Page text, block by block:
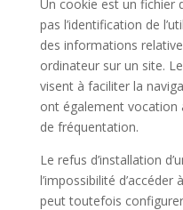
Un cookie est un fichier
pas l’identification de
des informations
ordinateur sur un site.
visent à faciliter la
ont également vocation
de fréquentation.
Le refus d’installation
l’impossibilité d’accéder
peut toutefois